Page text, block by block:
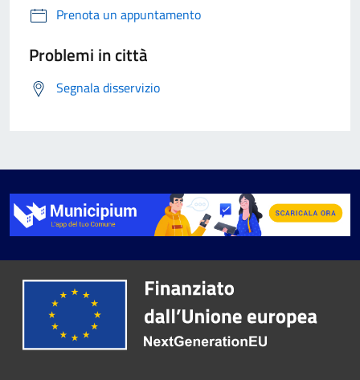
Prenota un appuntamento
Problemi in città
Segnala disservizio